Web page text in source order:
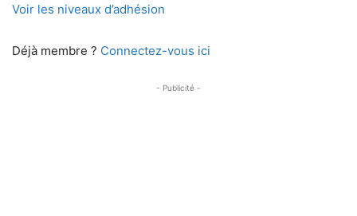
Voir les niveaux d’adhésion
Déjà membre ? Connectez-vous ici
- Publicité -